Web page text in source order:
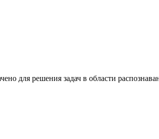
для решения задач в области